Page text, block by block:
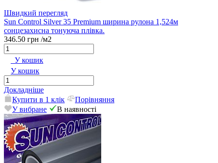
Швидкий перегляд
Sun Control Silver 35 Premium ширина рулона 1,524м
сонцезахисна тонуюча плівка.
346.50 грн /м2
У кошик
У кошик
Докладніше
Купити в 1 клік
Порівняння
У вибране
В наявності